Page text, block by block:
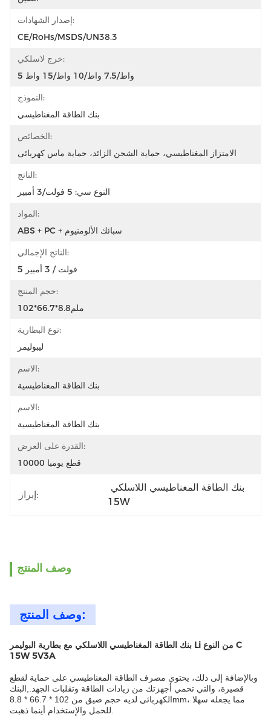
إصدار الشهادات:
CE/RoHs/MSDS/UN38.3
خرج لاسلكي:
5 واط/7.5 واط/10 واط/15 واط
النموذج:
بنك الطاقة المغناطيسي
الخصائص:
الامتزاز المغناطيسي، حماية الشحن الزائد، حماية ماس كهربائى
الناتج:
النوع سي: 5 فولت/3 أمبير
المواد:
ABS + PC + سبائك الألومنيوم
الناتج الإجمالي:
5 فولت / 3 أمبير
حجم المنتج:
102*66.7*8.8ملم
نوع البطارية:
ليبوليمر
الاسم:
بنك الطاقة المغناطيسية
الاسم:
بنك الطاقة المغناطيسية
القدرة على العرض:
10000 قطع يوميا
إبراز:
15W
وصف المنتج
وصف المنتج:
بنك الطاقة المغناطيسي اللاسلكي مع بطارية البوليمر Li من النوع C
15W 5V3A
وبالإضافة إلى ذلك، يحتوي مصرف الطاقة المغناطيسي على حماية لقطع
قصيرة، والتي تحمي أجهزتك من زيادات الطاقة وتقلبات الجهد.,البنك
الكهربائي لديه حجم ضيق من 102 * 66.7 * 8.8mm، مما يجعله سهلا